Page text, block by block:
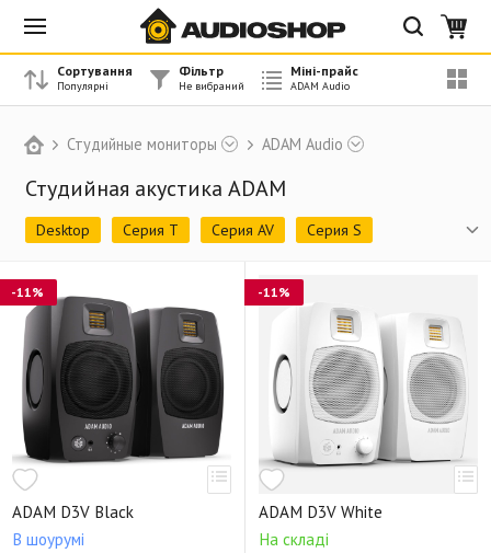
Студийные мониторы ADAM Audio
Студийная акустика ADAM
Desktop Серия T Серия AV
Серия S
Серия SX (снято)
Аксессуары Снято с производства
ADAM D3V Black
В шоурумі
-11%
ADAM D3V White
На складі
-11%
Сортування Фільтр Міні-прайс